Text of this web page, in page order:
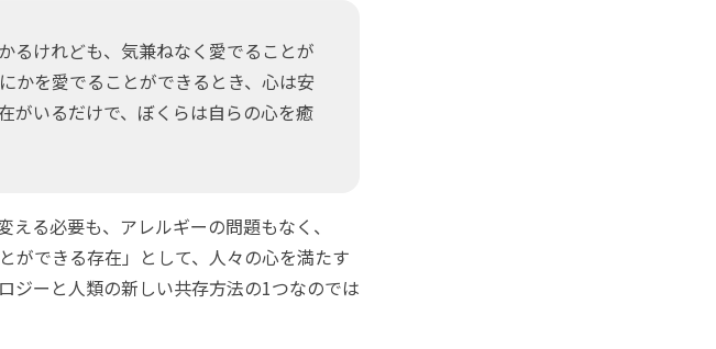
るけれども、気兼ねなく愛でることが
かを愛でることができるとき、心は安
がいるだけで、ぼくらは自らの心を癒
る必要も、アレルギーの問題もなく、
ができる存在」として、人々の心を満たす
ジーと人類の新しい共存方法の1つなのでは